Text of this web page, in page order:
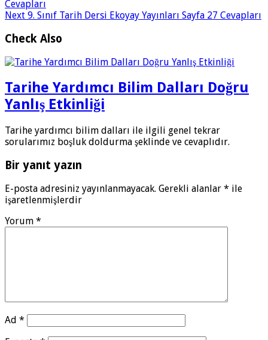
Cevapları
Next 9. Sınıf Tarih Dersi Ekoyay Yayınları Sayfa 27 Cevapları
Check Also
Tarihe Yardımcı Bilim Dalları Doğru
Yanlış Etkinliği
Tarihe yardımcı bilim dalları ile ilgili genel tekrar
sorularımız boşluk doldurma şeklinde ve cevaplıdır.
Bir yanıt yazın
E-posta adresiniz yayınlanmayacak. Gerekli alanlar * ile
işaretlenmişlerdir
Yorum *
Ad *